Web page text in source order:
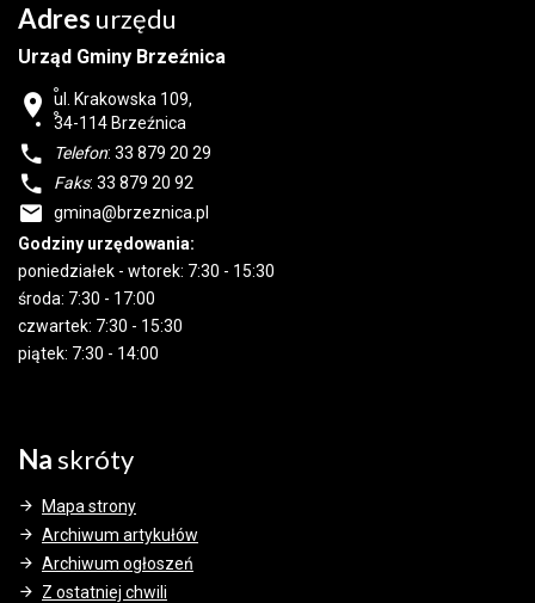
Adres urzędu
Urząd Gminy Brzeźnica
ul. Krakowska 109,
34-114Brzeźnica
Telefon: 33 879 20 29
Faks: 33 879 20 92
gmina@brzeznica.pl
Godziny urzędowania:
poniedziałek - wtorek: 7:30 - 15:30
środa: 7:30 - 17:00
czwartek: 7:30 - 15:30
piątek: 7:30 - 14:00
Naskróty
Mapa strony
Archiwum artykułów
Archiwum ogłoszeń
Z ostatniej chwili